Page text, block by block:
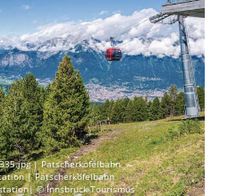
| Patscherkofelbahn
| Patscherkofelbahn
© Innsbruck Tourismus